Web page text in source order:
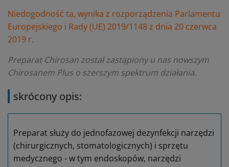
Niedogodność ta, wynika z rozporządzenia Parlamentu
Europejskiego i Rady (UE) 2019/1148 z dnia 20 czerwca
2019 r.
Preparat Chirosan został zastąpiony u nas nowszym
Chirosanem Plus o szerszym spektrum działania.
skrócony opis:
Preparat służy do jednofazowej dezynfekcji narzędzi
(chirurgicznych, stomatologicznych) i sprzętu
medycznego - w tym endoskopów, narzędzi